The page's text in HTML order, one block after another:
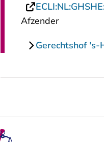
Afzender
Gerechtshof 's-